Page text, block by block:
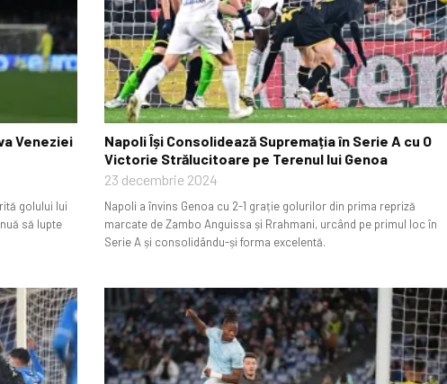
Veneziei
golului lui
să lupte
Napoli Își Consolidează Supremația în Serie A cu O
Victorie Strălucitoare pe Terenul lui Genoa
23 decembrie 2024
Napoli a învins Genoa cu 2-1 grație golurilor din prima repriză
marcate de Zambo Anguissa și Rrahmani, urcând pe primul loc în
Serie A și consolidându-și forma excelentă.